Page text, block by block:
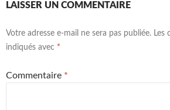
LAISSER UN COMMENTAIRE
Votre adresse e-mail ne sera pas publiée. Les
indiqués avec *
Commentaire *